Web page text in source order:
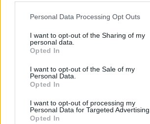
Please note that this website/app uses one
not limited to your visit or usage behaviour.
grant or deny consent to Google and its
use your data for below specified purposes
consent section.
Personal Data Processing Opt Outs
I want to opt-out of the Sharing of my
personal data.
Opted In
I want to opt-out of the Sale of my
Personal Data.
Opted In
I want to opt-out of processing my
Personal Data for Targeted Advertising.
Opted In
Egyetem
szúnyoginvázió